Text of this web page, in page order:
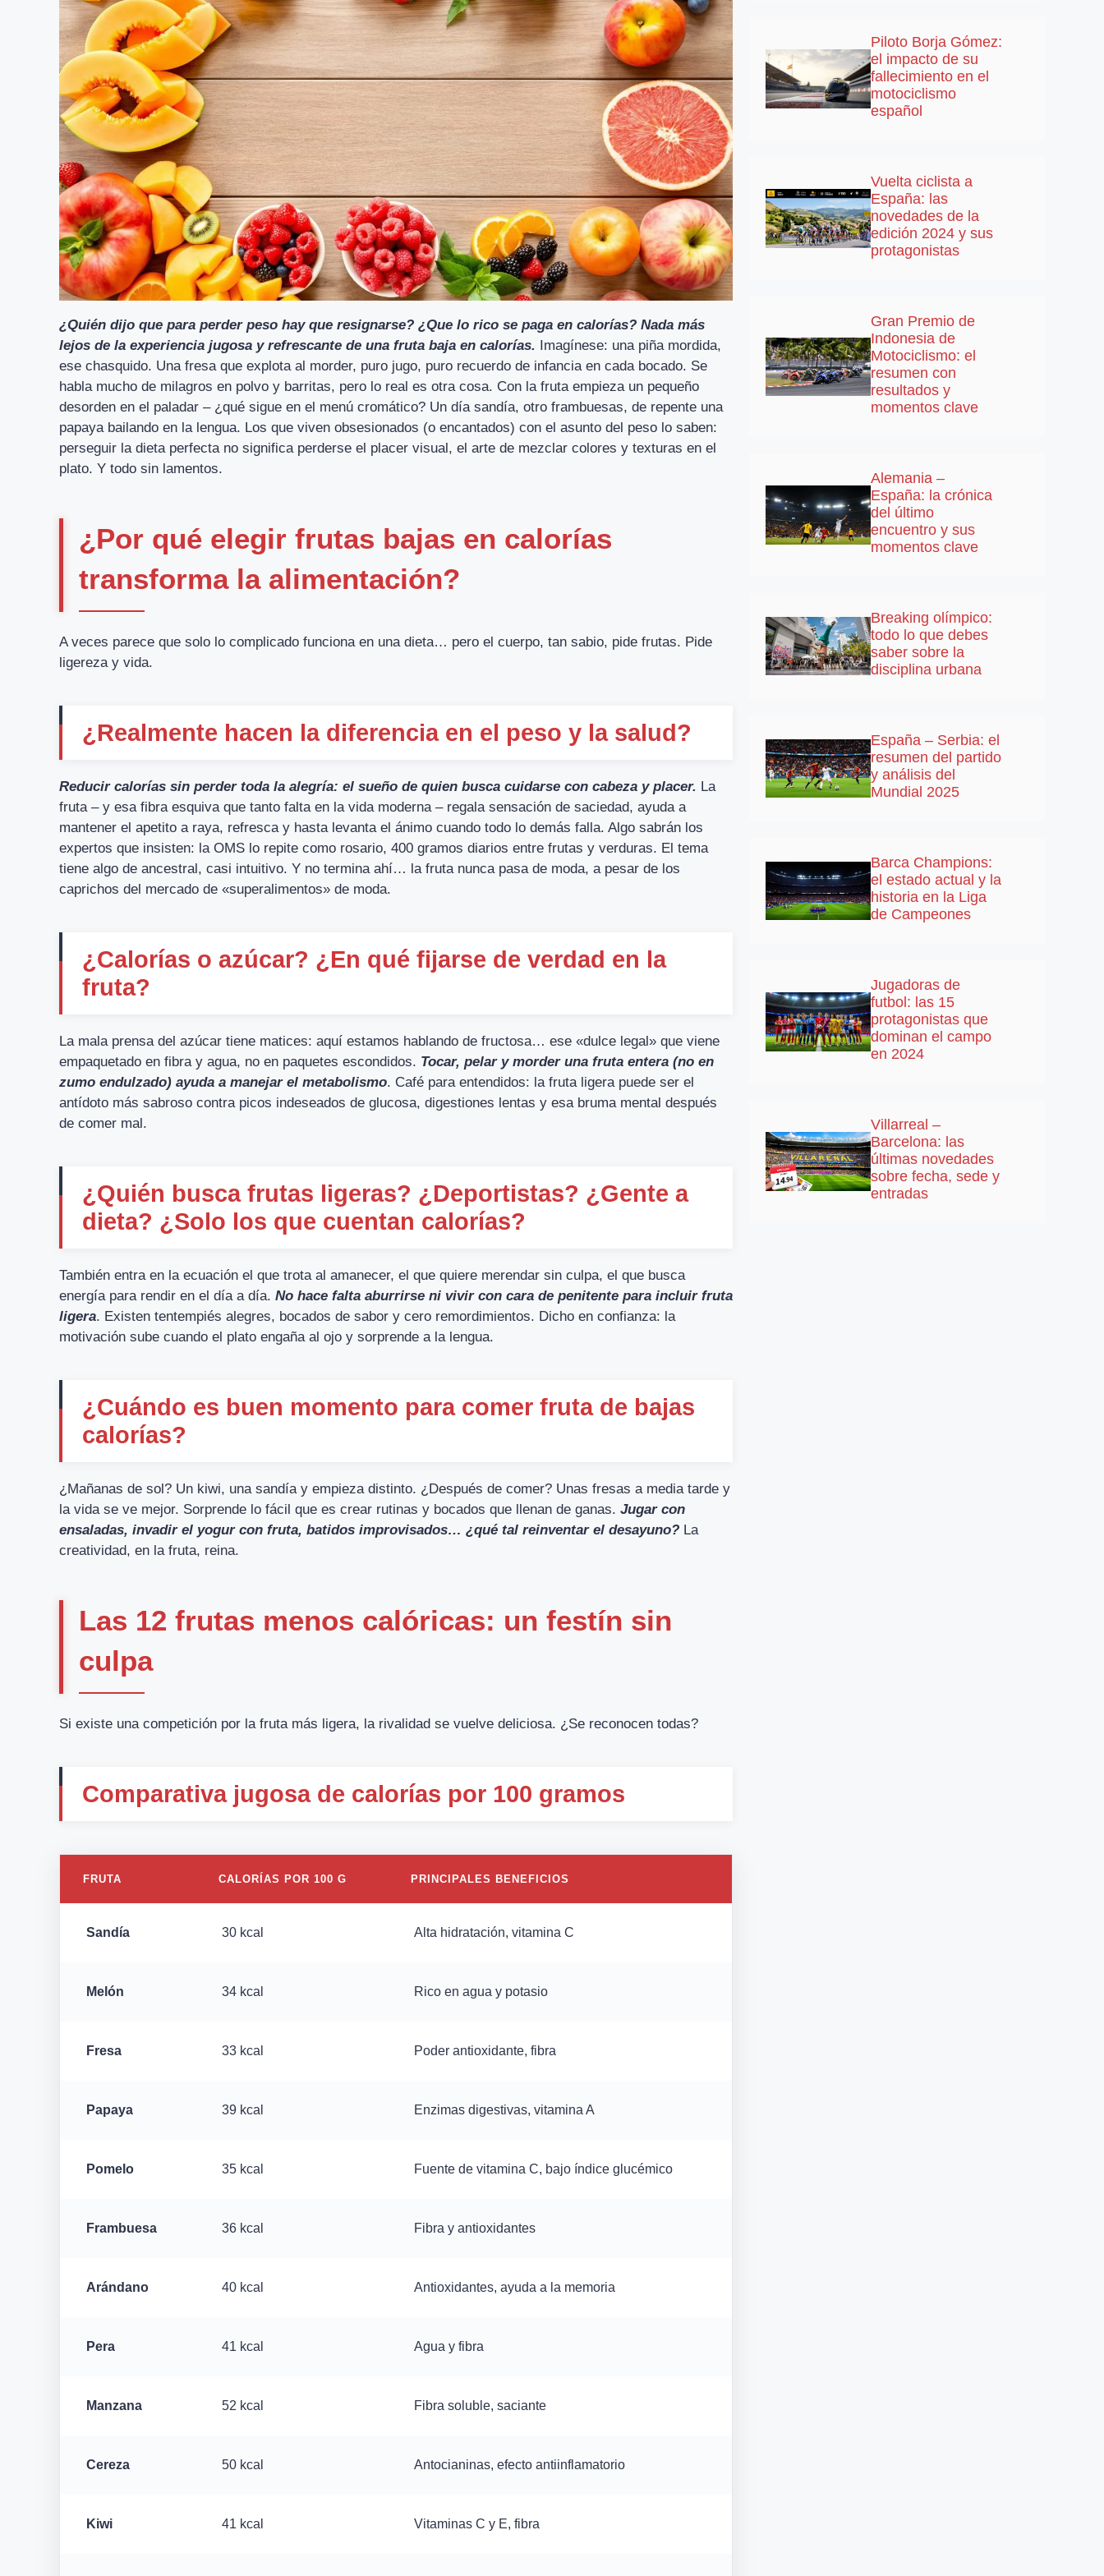
¿Quién dijo que para perder peso hay que resignarse? ¿Que lo rico se paga en calorías? Nada más
lejos de la experiencia jugosa y refrescante de una fruta baja en calorías. Imagínese: una piña mordida,
ese chasquido. Una fresa que explota al morder, puro jugo, puro recuerdo de infancia en cada bocado. Se
habla mucho de milagros en polvo y barritas, pero lo real es otra cosa. Con la fruta empieza un pequeño
desorden en el paladar – ¿qué sigue en el menú cromático? Un día sandía, otro frambuesas, de repente una
papaya bailando en la lengua. Los que viven obsesionados (o encantados) con el asunto del peso lo saben:
perseguir la dieta perfecta no significa perderse el placer visual, el arte de mezclar colores y texturas en el
plato. Y todo sin lamentos.
¿Por qué elegir frutas bajas en calorías
transforma la alimentación?
A veces parece que solo lo complicado funciona en una dieta… pero el cuerpo, tan sabio, pide frutas. Pide
ligereza y vida.
¿Realmente hacen la diferencia en el peso y la salud?
Reducir calorías sin perder toda la alegría: el sueño de quien busca cuidarse con cabeza y placer. La
fruta – y esa fibra esquiva que tanto falta en la vida moderna – regala sensación de saciedad, ayuda a
mantener el apetito a raya, refresca y hasta levanta el ánimo cuando todo lo demás falla. Algo sabrán los
expertos que insisten: la OMS lo repite como rosario, 400 gramos diarios entre frutas y verduras. El tema
tiene algo de ancestral, casi intuitivo. Y no termina ahí… la fruta nunca pasa de moda, a pesar de los
caprichos del mercado de «superalimentos» de moda.
¿Calorías o azúcar? ¿En qué fijarse de verdad en la
fruta?
La mala prensa del azúcar tiene matices: aquí estamos hablando de fructosa… ese «dulce legal» que viene
empaquetado en fibra y agua, no en paquetes escondidos. Tocar, pelar y morder una fruta entera (no en
zumo endulzado) ayuda a manejar el metabolismo. Café para entendidos: la fruta ligera puede ser el
antídoto más sabroso contra picos indeseados de glucosa, digestiones lentas y esa bruma mental después
de comer mal.
¿Quién busca frutas ligeras? ¿Deportistas? ¿Gente a
dieta? ¿Solo los que cuentan calorías?
También entra en la ecuación el que trota al amanecer, el que quiere merendar sin culpa, el que busca
energía para rendir en el día a día. No hace falta aburrirse ni vivir con cara de penitente para incluir fruta
ligera. Existen tentempiés alegres, bocados de sabor y cero remordimientos. Dicho en confianza: la
motivación sube cuando el plato engaña al ojo y sorprende a la lengua.
¿Cuándo es buen momento para comer fruta de bajas
calorías?
¿Mañanas de sol? Un kiwi, una sandía y empieza distinto. ¿Después de comer? Unas fresas a media tarde y
la vida se ve mejor. Sorprende lo fácil que es crear rutinas y bocados que llenan de ganas. Jugar con
ensaladas, invadir el yogur con fruta, batidos improvisados… ¿qué tal reinventar el desayuno? La
creatividad, en la fruta, reina.
Las 12 frutas menos calóricas: un festín sin
culpa
Si existe una competición por la fruta más ligera, la rivalidad se vuelve deliciosa. ¿Se reconocen todas?
Comparativa jugosa de calorías por 100 gramos
FRUTA CALORÍAS POR 100 G PRINCIPALES BENEFICIOS
Sandía 30 kcal Alta hidratación, vitamina C
Melón 34 kcal Rico en agua y potasio
Fresa 33 kcal Poder antioxidante, fibra
Papaya 39 kcal Enzimas digestivas, vitamina A
Pomelo 35 kcal Fuente de vitamina C, bajo índice glucémico
Frambuesa 36 kcal Fibra y antioxidantes
Arándano 40 kcal Antioxidantes, ayuda a la memoria
Pera 41 kcal Agua y fibra
Manzana 52 kcal Fibra soluble, saciante
Cereza 50 kcal Antocianinas, efecto antiinflamatorio
Kiwi 41 kcal Vitaminas C y E, fibra
Piloto Borja Gómez:
el impacto de su
fallecimiento en el
motociclismo
español
Vuelta ciclista a
España: las
novedades de la
edición 2024 y sus
protagonistas
Gran Premio de
Indonesia de
Motociclismo: el
resumen con
resultados y
momentos clave
Alemania –
España: la crónica
del último
encuentro y sus
momentos clave
Breaking olímpico:
todo lo que debes
saber sobre la
disciplina urbana
España – Serbia: el
resumen del partido
y análisis del
Mundial 2025
Barca Champions:
el estado actual y la
historia en la Liga
de Campeones
Jugadoras de
futbol: las 15
protagonistas que
dominan el campo
en 2024
Villarreal –
Barcelona: las
últimas novedades
sobre fecha, sede y
entradas